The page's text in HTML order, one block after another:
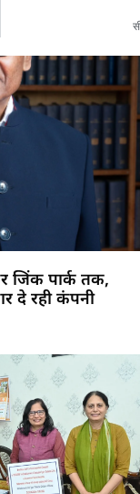
जिंक पार्क तक,
दे रही कंपनी